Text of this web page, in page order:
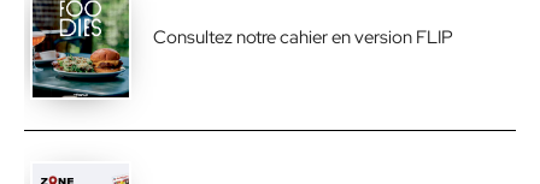
Consultez notre cahier en version FLIP